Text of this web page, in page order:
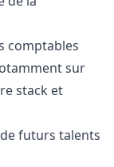
comptables
sur
stack et
futurs talents